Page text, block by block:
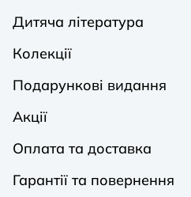
Дитяча література
Колекції
Подарункові видання
Акції
Оплата та доставка
Гарантії та повернення